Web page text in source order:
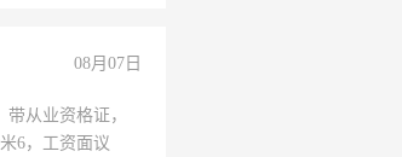
08月07日
从业资格证，
6，工资面议